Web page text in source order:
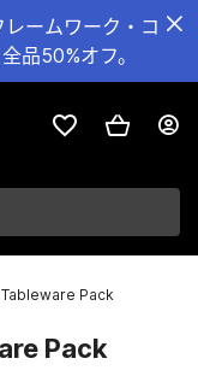
ームワーク・コ
品50%オフ。
Pack
Pack